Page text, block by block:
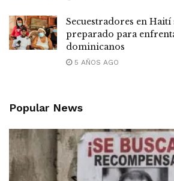
Secuestradores en Haití
preparado para
dominicanos
5 AÑOS AGO
Popular News